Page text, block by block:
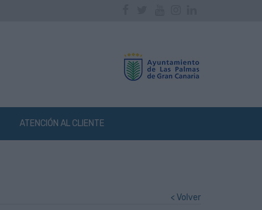
ATENCIÓN AL CLIENTE
< Volver